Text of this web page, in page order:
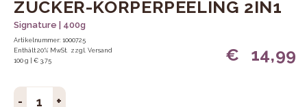
ZUCKER-KÖRPERPEELING 2IN1
Signature | 400g
€ 14,99
Artikelnummer: 1000725
Enthält 20% MwSt.
zzgl. Versand
100 g | € 3,75
Zucker-Körperpeeling 2in1 Menge